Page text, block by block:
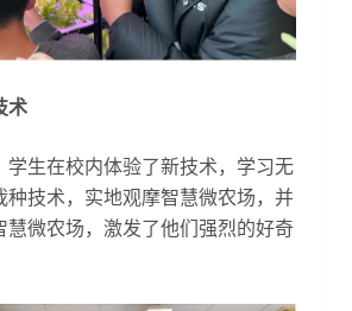
术
学生在校内体验了新技术，学习无
种技术，实地观摩智慧微农场，并
慧微农场，激发了他们强烈的好奇